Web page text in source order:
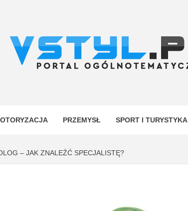
PRZEMYSŁ SPORT I TURYSTYKA
– JAK ZNALEŹĆ SPECJALISTĘ?